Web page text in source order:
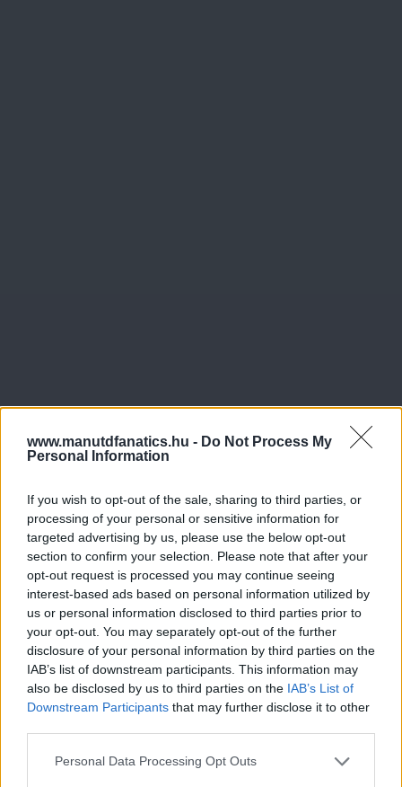
www.manutdfanatics.hu - Do Not Process My
Personal Information
If you wish to opt-out of the sale, sharing to third parties, or
processing of your personal or sensitive information for
targeted advertising by us, please use the below opt-out
section to confirm your selection. Please note that after your
opt-out request is processed you may continue seeing
interest-based ads based on personal information utilized by
us or personal information disclosed to third parties prior to
your opt-out. You may separately opt-out of the further
disclosure of your personal information by third parties on the
IAB’s list of downstream participants. This information may
also be disclosed by us to third parties on the IAB’s List of
Downstream Participants that may further disclose it to other
Please note that this website/app uses one or more Google
Personal Data Processing Opt Outs
Meccs Center